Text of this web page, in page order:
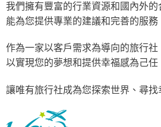
我們擁有豐富的行業資源和國內外
能為您提供專業的建議和完善的服務
作為一家以客戶需求為導向的旅行
以實現您的夢想和提供幸福感為己任
讓唯有旅行社成為您探索世界、尋找